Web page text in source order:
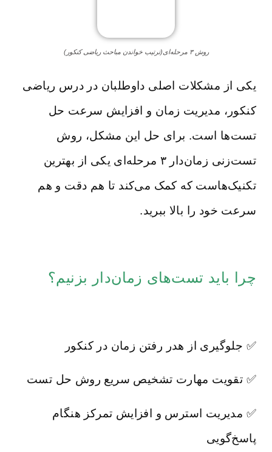
روش ۳ مرحله‌ای(ترتیب خواندن مباحث ریاضی کنکور)
یکی از مشکلات اصلی داوطلبان در درس ریاضی
کنکور، مدیریت زمان و افزایش سرعت حل
تست‌ها است. برای حل این مشکل، روش
تست‌زنی زمان‌دار ۳ مرحله‌ای یکی از بهترین
تکنیک‌هاست که کمک می‌کند تا هم دقت و هم
سرعت خود را بالا ببرید.
چرا باید تست‌های زمان‌دار بزنیم؟
✅ جلوگیری از هدر رفتن زمان در کنکور
✅ تقویت مهارت تشخیص سریع روش حل تست
✅ مدیریت استرس و افزایش تمرکز هنگام
پاسخ‌گویی